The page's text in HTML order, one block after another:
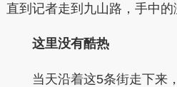
直到记者走到九山路，手中的
这里没有酷热
当天沿着这5条街走下来，